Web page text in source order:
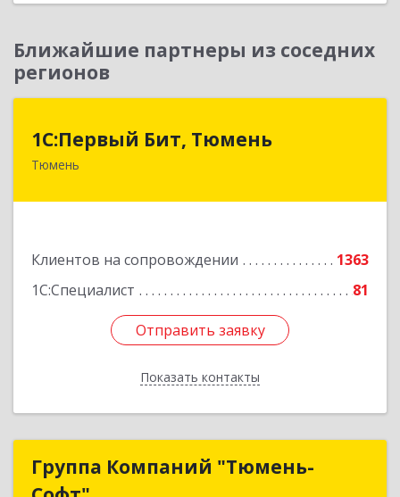
Ближайшие партнеры из соседних
регионов
1С:Первый Бит, Тюмень
Тюмень
Клиентов на сопровождении
1363
1С:Специалист
81
Отправить заявку
Показать контакты
1С:Первый Бит, Тюмень
625000, Тюменская обл, Тюмень г, Республики
Отправить заявку
Назад
Группа Компаний "Тюмень-
Группа Компаний "Тюмень-